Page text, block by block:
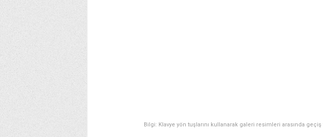
Bilgi: Klavye yön tuşlarını kullanarak galeri resimleri arasında